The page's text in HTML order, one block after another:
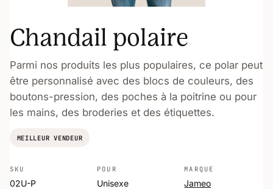
Chandail polaire
Parmi nos produits les plus populaires, ce polar peut
être personnalisé avec des blocs de couleurs, des
boutons-pression, des poches à la poitrine ou pour
les mains, des broderies et des étiquettes.
MEILLEUR VENDEUR
SKU
02U-P
POUR
Unisexe
MARQUE
Jameo